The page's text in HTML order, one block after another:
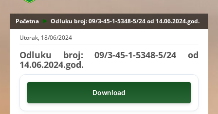
Početna
Odluku broj: 09/3-45-1-5348-5/24 od 14.06.2024.god.
Utorak, 18/06/2024
Odluku broj: 09/3-45-1-5348-5/24 od
14.06.2024.god.
Download